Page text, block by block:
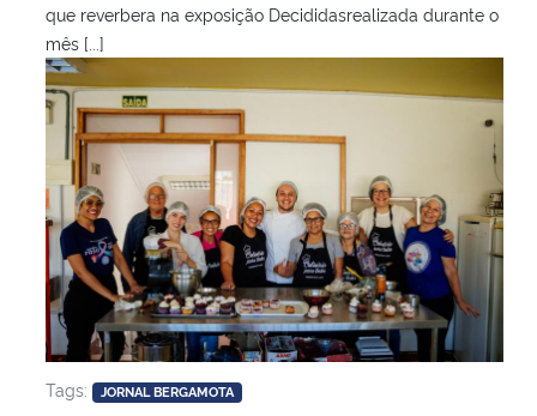
que reverbera na exposição Decididasrealizada durante o
mês [...]
Tags: JORNAL BERGAMOTA